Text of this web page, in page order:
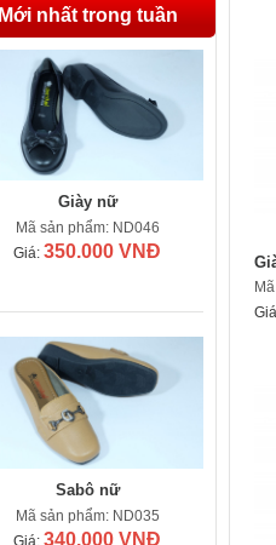
Mới nhất trong tuần
Giày nữ
Mã sản phẩm: ND046
Giá: 350.000 VNĐ
Sabô nữ
Mã sản phẩm: ND035
Giá: 340.000 VNĐ